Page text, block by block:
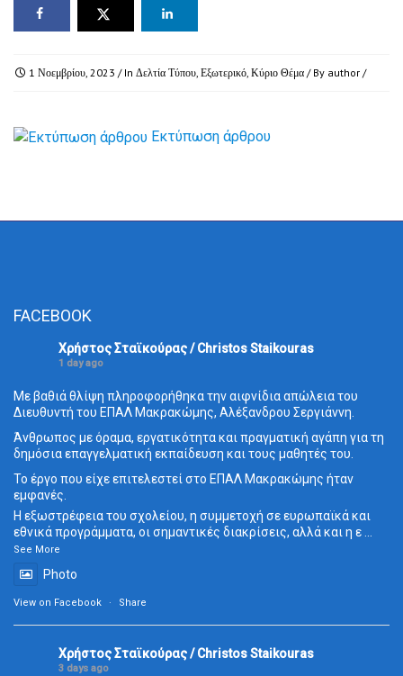
1 Νοεμβρίου, 2023 / In Δελτία Τύπου, Εξωτερικό, Κύριο Θέμα / By author /
Εκτύπωση άρθρου
FACEBOOK
Χρήστος Σταϊκούρας / Christos Staikouras
1 day ago
Με βαθιά θλίψη πληροφορήθηκα την αιφνίδια απώλεια του
Διευθυντή του ΕΠΑΛ Μακρακώμης, Αλέξανδρου Σεργιάννη.
Άνθρωπος με όραμα, εργατικότητα και πραγματική αγάπη για τη
δημόσια επαγγελματική εκπαίδευση και τους μαθητές του.
Το έργο που είχε επιτελεστεί στο ΕΠΑΛ Μακρακώμης ήταν
εμφανές.
Η εξωστρέφεια του σχολείου, η συμμετοχή σε ευρωπαϊκά και
εθνικά προγράμματα, οι σημαντικές διακρίσεις, αλλά και η ε...
See More
Photo
View on Facebook · Share
Χρήστος Σταϊκούρας / Christos Staikouras
3 days ago